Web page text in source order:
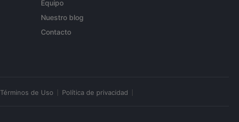
Equipo
Nuestro blog
Contacto
Términos de Uso Política de privacidad